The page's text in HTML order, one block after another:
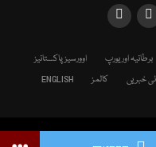
برطانیہ اور یورپ
اوورسیز پاکستانیز
خبریں کالمز ENGLISH
Copyright ©